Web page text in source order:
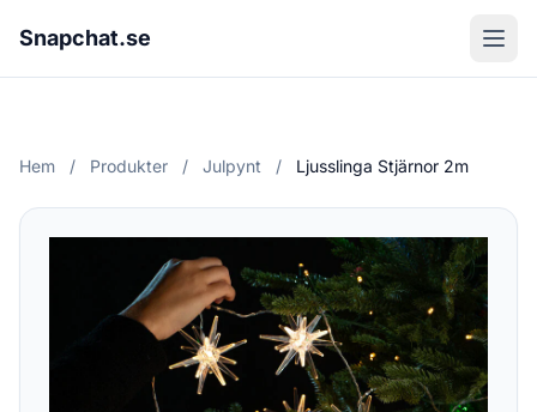
Snapchat.se
Hem / Produkter / Julpynt / Ljusslinga Stjärnor 2m